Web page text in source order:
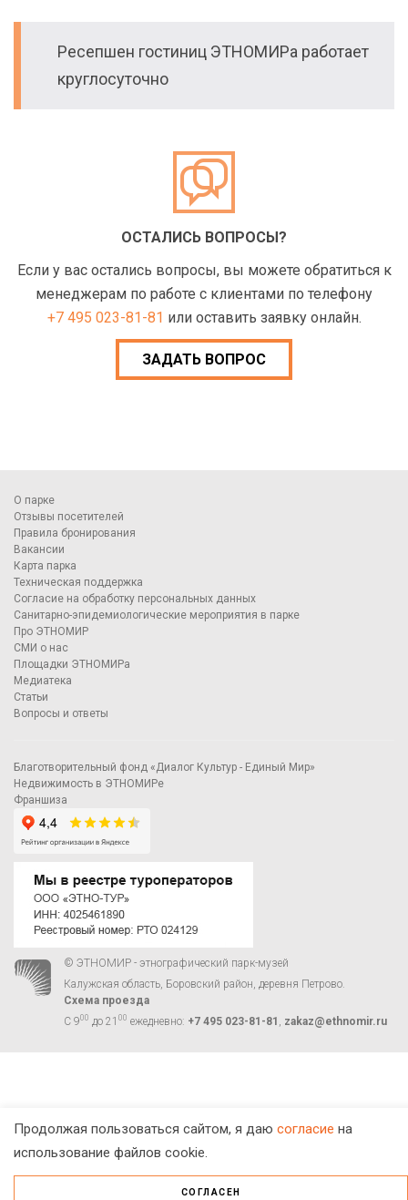
Ресепшен гостиниц ЭТНОМИРа работает
круглосуточно
ОСТАЛИСЬ ВОПРОСЫ?
Если у вас остались вопросы, вы можете обратиться к
менеджерам по работе с клиентами по телефону
+7 495 023-81-81 или оставить заявку онлайн.
ЗАДАТЬ ВОПРОС
О парке
Отзывы посетителей
Правила бронирования
Вакансии
Карта парка
Техническая поддержка
Согласие на обработку персональных данных
Санитарно-эпидемиологические мероприятия в парке
Про ЭТНОМИР
СМИ о нас
Площадки ЭТНОМИРа
Медиатека
Статьи
Вопросы и ответы
Благотворительный фонд «Диалог Культур - Единый Мир»
Недвижимость в ЭТНОМИРе
Франшиза
© ЭТНОМИР - этнографический парк-музей
Калужская область, Боровский район, деревня Петрово.
Схема проезда
С 900 до 21 00 ежедневно: +7 495 023-81-81 zakaz@ethnomir.ru
Продолжая пользоваться сайтом, я даю согласие на
использование файлов cookie.
СОГЛАСЕН